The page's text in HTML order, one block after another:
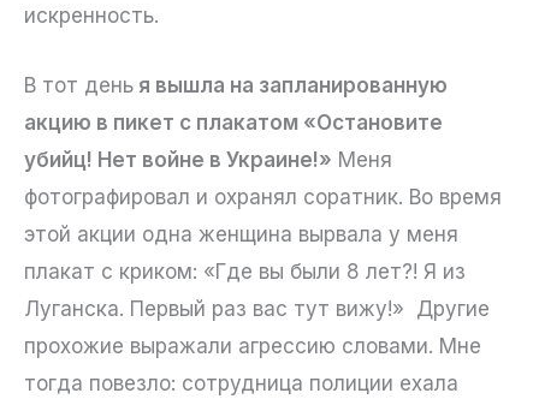
искренность.
В тот день я вышла на запланированную
акцию в пикет с плакатом «Остановите
убийц! Нет войне в Украине!» Меня
фотографировал и охранял соратник. Во время
этой акции одна женщина вырвала у меня
плакат с криком: «Где вы были 8 лет?! Я из
Луганска. Первый раз вас тут вижу!» Другие
прохожие выражали агрессию словами. Мне
тогда повезло: сотрудница полиции ехала